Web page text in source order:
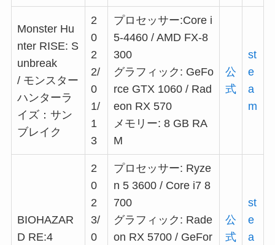
Monster Hu
nter RISE: S
unbreak
/ モンスター
ハンターラ
イズ：サン
ブレイク
2
0
2
2/
0
1/
1
3
プロセッサー:Core i
5-4460 / AMD FX-8
300
グラフィック: GeFo
rce GTX 1060 / Rad
eon RX 570
メモリー: 8 GB RA
M
公
式
st
e
a
m
BIOHAZAR
D RE:4
2
0
2
3/
0
プロセッサー: Ryze
n 5 3600 / Core i7 8
700
グラフィック: Rade
on RX 5700 / GeFor
公
式
st
e
a